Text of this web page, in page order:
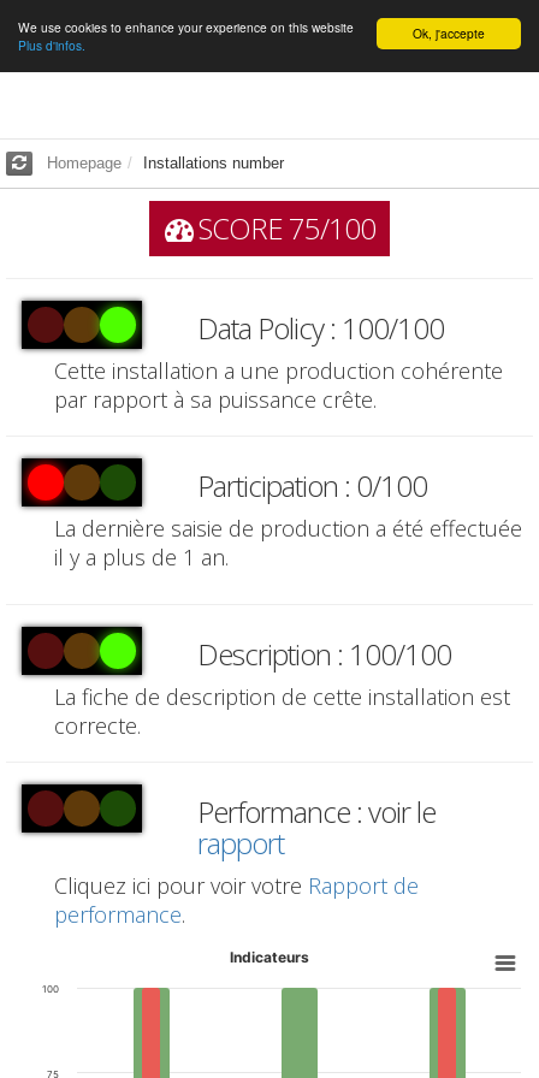
English Ok, j'accepte
We use cookies to enhance your experience on this website
Plus d'infos.
Homepage Installations number
SCORE 75/100
Data Policy : 100/100
Cette installation a une production cohérente
par rapport à sa puissance crête.
Participation : 0/100
La dernière saisie de production a été effectuée
il y a plus de 1 an.
Description : 100/100
La fiche de description de cette installation est
correcte.
Performance : voir le
rapport
Cliquez ici pour voir votre Rapport de
performance.
Indicateurs
75
100